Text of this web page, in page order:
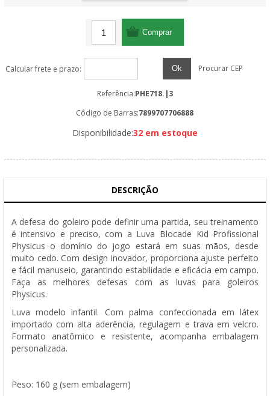
Calcular frete e prazo: Ok Procurar CEP
Referência:PHE718.|3
Código de Barras:7899707706888
Disponibilidade:32 em estoque
DESCRIÇÃO
A defesa do goleiro pode definir uma partida, seu treinamento
é intensivo e preciso, com a Luva Blocade Kid Profissional
Physicus o domínio do jogo estará em suas mãos, desde
muito cedo. Com design inovador, proporciona ajuste perfeito
e fácil manuseio, garantindo estabilidade e eficácia em campo.
Faça as melhores defesas com as luvas para goleiros
Physicus.
Luva modelo infantil. Com palma confeccionada em látex
importado com alta aderência, regulagem e trava em velcro.
Formato anatômico e resistente, acompanha embalagem
personalizada.
Peso: 160 g (sem embalagem)